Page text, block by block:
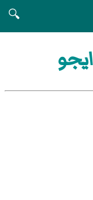
🔍